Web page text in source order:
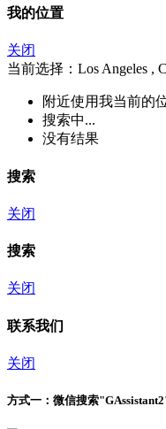
我的位置
关闭
当前选择：Los Angeles ,
附近使用我当前的
搜索中...
没有结果
搜索
关闭
搜索
关闭
联系我们
关闭
方式一： 微信搜索"GAssistant2